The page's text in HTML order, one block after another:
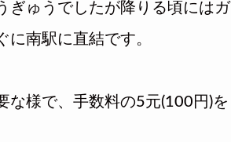
ぎゅうでしたが降りる頃にはガ
南駅に直結です。
な様で、手数料の5元(100円)を